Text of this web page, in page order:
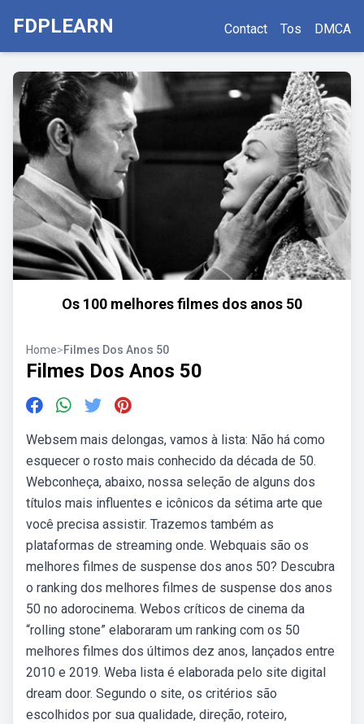
FDPLEARN Contact Tos DMCA
Os 100 melhores filmes dos anos 50
Home>Filmes Dos Anos 50
Filmes Dos Anos 50
Websem mais delongas, vamos à lista: Não há como
esquecer o rosto mais conhecido da década de 50.
Webconheça, abaixo, nossa seleção de alguns dos
títulos mais influentes e icônicos da sétima arte que
você precisa assistir. Trazemos também as
plataformas de streaming onde. Webquais são os
melhores filmes de suspense dos anos 50? Descubra
o ranking dos melhores filmes de suspense dos anos
50 no adorocinema. Webos críticos de cinema da
“rolling stone” elaboraram um ranking com os 50
melhores filmes dos últimos dez anos, lançados entre
2010 e 2019. Weba lista é elaborada pelo site digital
dream door. Segundo o site, os critérios são
escolhidos por sua qualidade, direção, roteiro,